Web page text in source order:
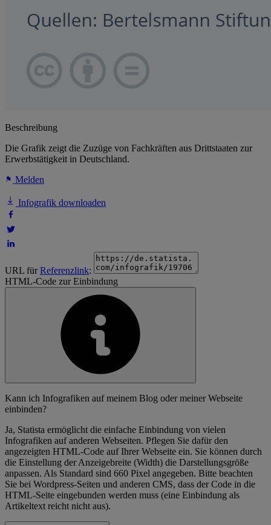
Beschreibung
Die Grafik zeigt die Zuzüge von Fachkräften aus Drittstaaten zur
Erwerbstätigkeit in Deutschland.
Melden
Infografik downloaden
URL fürReferenzlink:
HTML-Code zur Einbindung
Kann ich Infografiken auf meinem Blog oder meiner Webseite
einbinden?
Ja, Statista ermöglicht die einfache Einbindung von vielen
Infografiken auf anderen Webseiten. Pflegen Sie dafür den
angezeigten HTML-Code auf Ihrer Webseite ein. Sie können durch
die Einstellung der Anzeigebreite (Width) die Darstellungsgröße
anpassen. Als Standard sind 660 Pixel angegeben. Bitte beachten
Sie bei Wordpress-Seiten und anderen CMS, dass der Code in die
HTML-Seite eingebunden werden muss (eine Einbindung als
Artikeltext reicht nicht aus).